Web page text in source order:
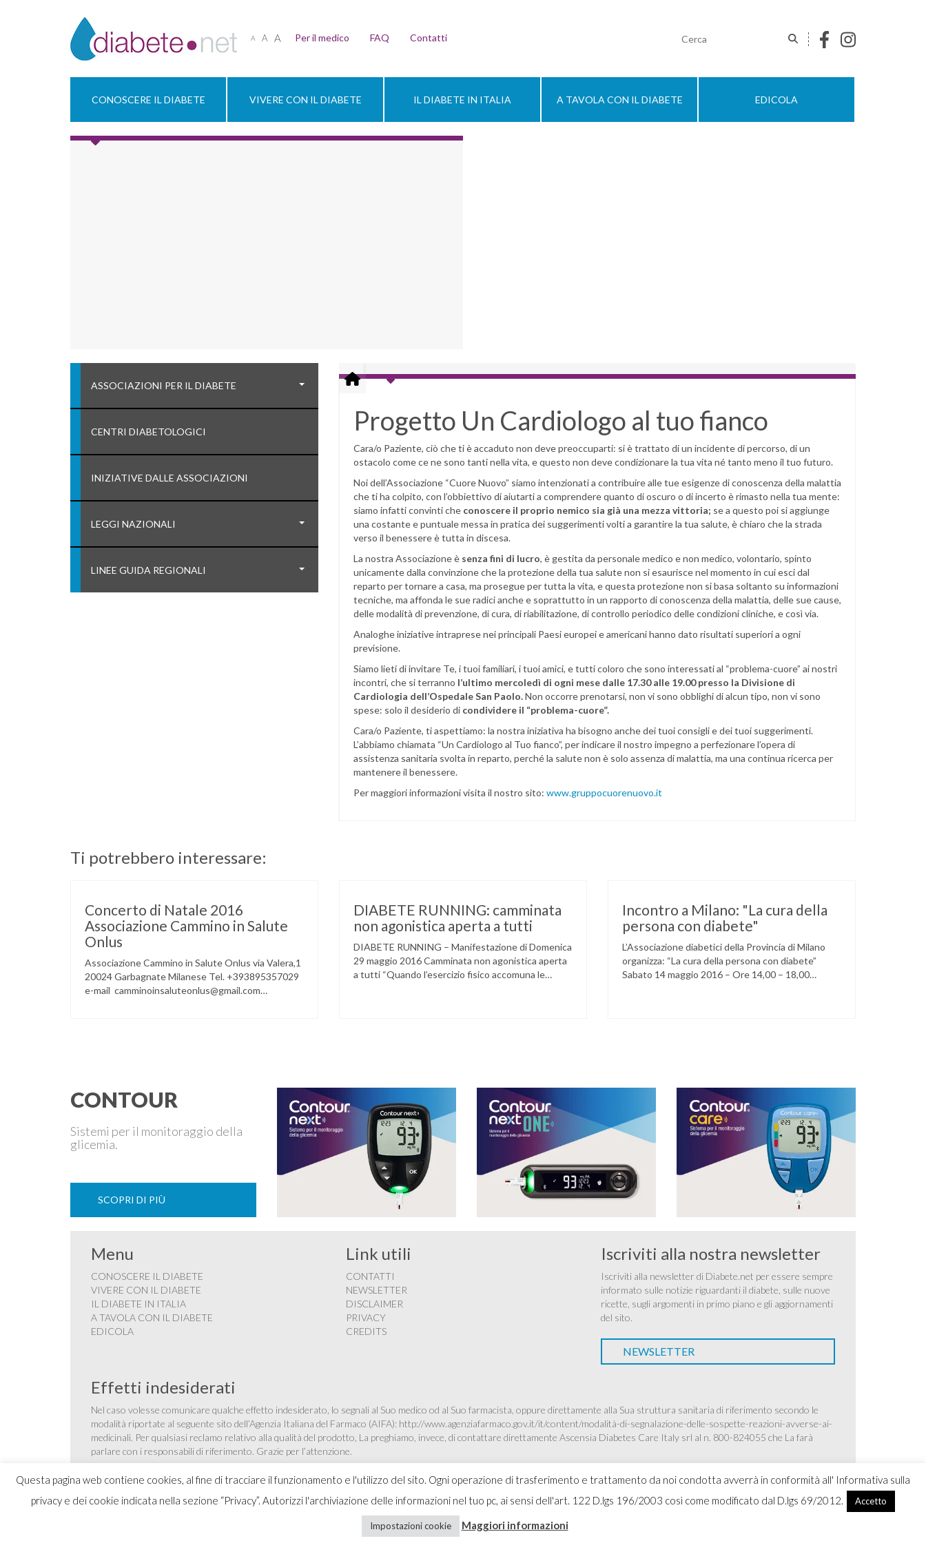
A A A Per il medico FAQ Contatti
CONOSCERE IL DIABETE VIVERE CON IL DIABETE IL DIABETE IN ITALIA A TAVOLA CON IL DIABETE EDICOLA
ASSOCIAZIONI PER IL DIABETE
CENTRI DIABETOLOGICI
INIZIATIVE DALLE ASSOCIAZIONI
LEGGI NAZIONALI
LINEE GUIDA REGIONALI
Progetto Un Cardiologo al tuo fianco
Cara/o Paziente, ciò che ti è accaduto non deve preoccuparti: si è trattato di un incidente di percorso, di un
ostacolo come ce ne sono tanti nella vita, e questo non deve condizionare la tua vita né tanto meno il tuo futuro.
Noi dell’Associazione “Cuore Nuovo” siamo intenzionati a contribuire alle tue esigenze di conoscenza della malattia
che ti ha colpito, con l’obbiettivo di aiutarti a comprendere quanto di oscuro o di incerto è rimasto nella tua mente:
siamo infatti convinti che conoscere il proprio nemico sia già una mezza vittoria; se a questo poi si aggiunge
una costante e puntuale messa in pratica dei suggerimenti volti a garantire la tua salute, è chiaro che la strada
verso il benessere è tutta in discesa.
La nostra Associazione è senza fini di lucro, è gestita da personale medico e non medico, volontario, spinto
unicamente dalla convinzione che la protezione della tua salute non si esaurisce nel momento in cui esci dal
reparto per tornare a casa, ma prosegue per tutta la vita, e questa protezione non si basa soltanto su informazioni
tecniche, ma affonda le sue radici anche e soprattutto in un rapporto di conoscenza della malattia, delle sue cause,
delle modalità di prevenzione, di cura, di riabilitazione, di controllo periodico delle condizioni cliniche, e così via.
Analoghe iniziative intraprese nei principali Paesi europei e americani hanno dato risultati superiori a ogni
previsione.
Siamo lieti di invitare Te, i tuoi familiari, i tuoi amici, e tutti coloro che sono interessati al “problema-cuore” ai nostri
incontri, che si terranno l’ultimo mercoledì di ogni mese dalle 17.30 alle 19.00 presso la Divisione di
Cardiologia dell’Ospedale San Paolo.Non occorre prenotarsi, non vi sono obblighi di alcun tipo, non vi sono
spese: solo il desiderio di condividere il “problema-cuore”.
Cara/o Paziente, ti aspettiamo: la nostra iniziativa ha bisogno anche dei tuoi consigli e dei tuoi suggerimenti.
L’abbiamo chiamata “Un Cardiologo al Tuo fianco”, per indicare il nostro impegno a perfezionare l’opera di
assistenza sanitaria svolta in reparto, perché la salute non è solo assenza di malattia, ma una continua ricerca per
mantenere il benessere.
Per maggiori informazioni visita il nostro sito: www.gruppocuorenuovo.it
Ti potrebbero interessare:
Concerto di Natale 2016
Associazione Cammino in Salute
Onlus
Associazione Cammino in Salute Onlus via Valera,1
20024 Garbagnate Milanese Tel. +393895357029
e-mail camminoinsaluteonlus@gmail.com
DIABETE RUNNING: camminata
non agonistica aperta a tutti
DIABETE RUNNING – Manifestazione di Domenica
29 maggio 2016 Camminata non agonistica aperta
a tutti “Quando l’esercizio fisico accomuna le
Incontro a Milano: "La cura della
persona con diabete"
L’Associazione diabetici della Provincia di Milano
organizza: “La cura della persona con diabete”
Sabato 14 maggio 2016 – Ore 14,00 – 18,00
CONTOUR
Sistemi per il monitoraggio della
glicemia.
SCOPRI DI PIÙ
Questa pagina web contiene cookies, al fine di tracciare il funzionamento e l'utilizzo del sito. Ogni operazione di trasferimento e trattamento da noi condotta avverrà in conformità all' Informativa sulla
privacy e dei cookie indicata nella sezione “Privacy”. Autorizzi l'archiviazione delle informazioni nel tuo pc, ai sensi dell'art. 122 D.lgs 196/2003 così come modificato dal D.lgs 69/2012.
Accetto
Impostazioni cookie Maggiori informazioni
Menu
CONOSCERE IL DIABETE
VIVERE CON IL DIABETE
IL DIABETE IN ITALIA
A TAVOLA CON IL DIABETE
EDICOLA
Link utili
CONTATTI
NEWSLETTER
DISCLAIMER
PRIVACY
CREDITS
Iscriviti alla nostra newsletter
Iscriviti alla newsletter di Diabete.net per essere sempre
informato sulle notizie riguardanti il diabete, sulle nuove
ricette, sugli argomenti in primo piano e gli aggiornamenti
del sito.
NEWSLETTER
Effetti indesiderati
Nel caso volesse comunicare qualche effetto indesiderato, lo segnali al Suo medico od al Suo farmacista, oppure direttamente alla Sua struttura sanitaria di riferimento secondo le
modalità riportate al seguente sito dell’Agenzia Italiana del Farmaco (AIFA): http://www.agenziafarmaco.gov.it/it/content/modalità-di-segnalazione-delle-sospette-reazioni-avverse-ai-
medicinali. Per qualsiasi reclamo relativo alla qualità del prodotto, La preghiamo, invece, di contattare direttamente Ascensia Diabetes Care Italy srl al n. 800-824055 che La farà
parlare con i responsabili di riferimento. Grazie per l’attenzione.